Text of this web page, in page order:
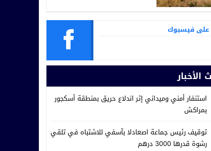
على فيسبوك
الأخبار
استنفار أمني وميداني إثر اندلاع حريق بمنطقة أسكجور
بمراكش
توقيف رئيس جماعة اصعادلا بآسفي للاشتباه في تلقي
رشوة قدرها 3000 درهم